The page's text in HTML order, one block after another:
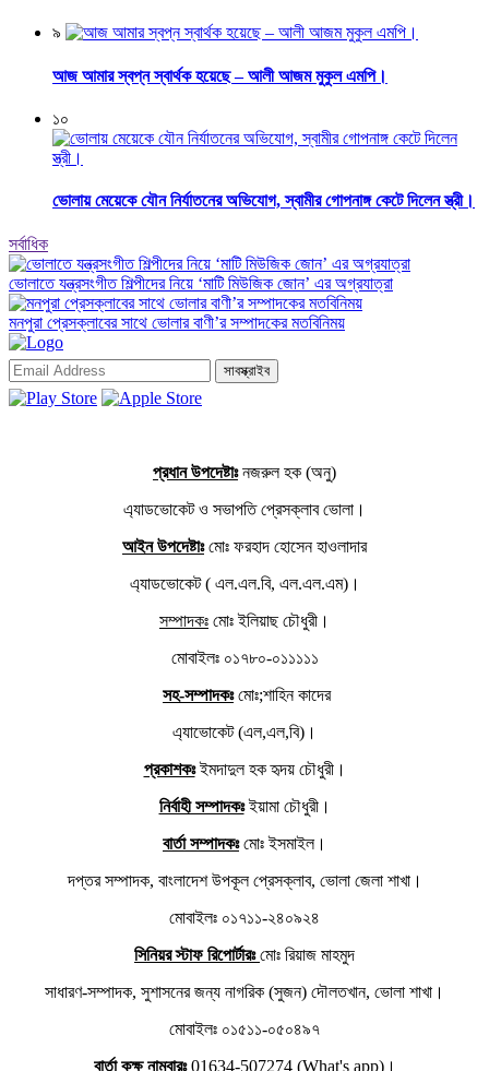
৯
আজ আমার স্বপ্ন স্বার্থক হয়েছে – আলী আজম মুকুল এমপি।
১০
ভোলায় মেয়েকে যৌন নির্যাতনের অভিযোগ, স্বামীর গোপনাঙ্গ কেটে দিলেন স্ত্রী।
সর্বাধিক
ভোলাতে যন্ত্রসংগীত শিল্পীদের নিয়ে ‘মাটি মিউজিক জোন’ এর অগ্রযাত্রা
মনপুরা প্রেসক্লাবের সাথে ভোলার বাণী’র সম্পাদকের মতবিনিময়
সাবস্ক্রাইব
প্রধান উপদেষ্টাঃনজরুল হক (অনু)
এ্যাডভোকেট ও সভাপতি প্রেসক্লাব ভোলা।
আইন উপদেষ্টাঃমোঃ ফরহাদ হোসেন হাওলাদার
এ্যাডভোকেট ( এল.এল.বি, এল.এল.এম)।
সম্পাদকঃ মোঃ ইলিয়াছ চৌধুরী।
মোবাইলঃ ০১৭৮০-০১১১১১
সহ-সম্পাদকঃমোঃ;শাহিন কাদের
এ্যাভোকেট (এল,এল,বি)।
প্রকাশকঃইমদাদুল হক হৃদয় চৌধুরী।
নির্বাহী সম্পাদকঃইয়ামা চৌধুরী।
বার্তা সম্পাদকঃমোঃ ইসমাইল।
দপ্তর সম্পাদক, বাংলাদেশ উপকূল প্রেসক্লাব, ভোলা জেলা শাখা।
মোবাইলঃ ০১৭১১-২৪০৯২৪
সিনিয়র স্টাফ রিপোর্টারঃমোঃ রিয়াজ মাহমুদ
সাধারণ-সম্পাদক, সুশাসনের জন্য নাগরিক (সুজন) দৌলতখান, ভোলা শাখা।
মোবাইলঃ ০১৫১১-০৫০৪৯৭
বার্তা কক্ষ নাম্বারঃ01634-507274 (What's app)।